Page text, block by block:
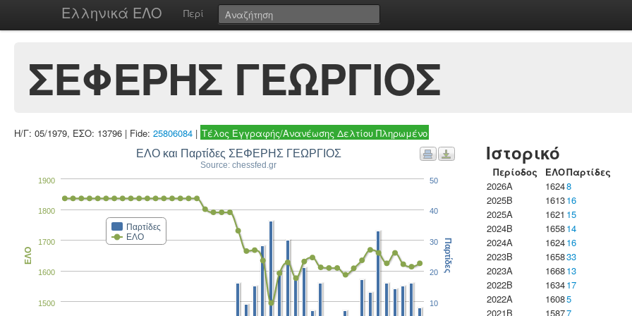
Ελληνικά ΕΛΟ Περί
ΣΕΦΕΡΗΣ ΓΕΩΡΓΙΟΣ
Η/Γ: 05/1979, ΕΣΟ: 13796 | Fide: 25806084 | Τέλος Εγγραφής/Ανανέωσης Δελτίου Πληρωμένο
ΕΛΟ και Παρτίδες ΣΕΦΕΡΗΣ ΓΕΩΡΓΙΟΣ
Source: chessfed.gr
Παρτίδες
ΕΛΟ
1500
1600
1700
1800
1900
ΕΛΟ
10
20
30
40
50
Παρτίδες
Ιστορικό
Περίοδος ΕΛΟΠαρτίδες
2026A
16248
2025B
161316
2025A
1621 15
2024B
165814
2024A
162416
2023B
165833
2023Α
166813
2022B
163417
2022A
16085
2021B
15877